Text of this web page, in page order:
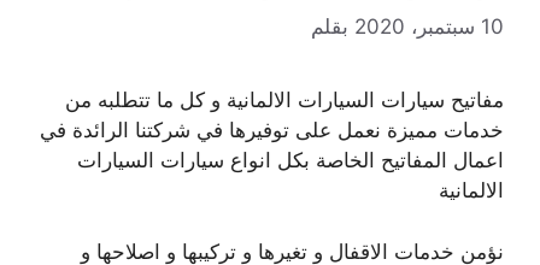
10 سبتمبر، 2020 بقلم
مفاتيح سيارات السيارات الالمانية و كل ما تتطلبه من
خدمات مميزة نعمل على توفيرها في شركتنا الرائدة في
اعمال المفاتيح الخاصة بكل انواع سيارات السيارات
الالمانية
نؤمن خدمات الاقفال و تغيرها و تركيبها و اصلاحها و